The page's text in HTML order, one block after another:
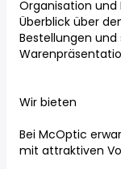
Organisation
Überblick über
Bestellungen
Wir bieten
Bei McOptic
mit attraktiven